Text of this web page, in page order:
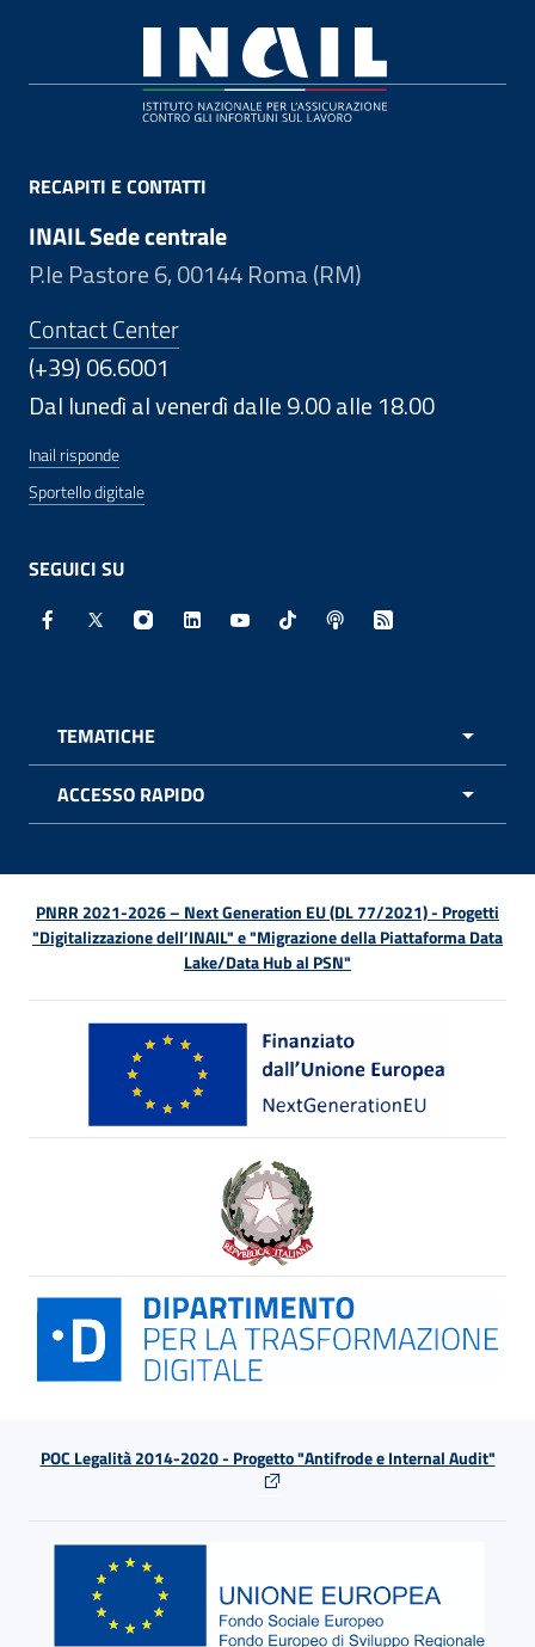
RECAPITI E CONTATTI
INAIL Sede centrale
P.le Pastore 6, 00144 Roma (RM)
Contact Center
(+39) 06.6001
Dal lunedì al venerdì dalle 9.00 alle 18.00
Inail risponde
Sportello digitale
SEGUICI SU
Facebook - Sito esterno - Apertura in nuova finestra
X - Sito esterno - Apertura in nuova finestra
Instagram - Sito esterno - Apertura in
Linkedin - Sito esterno - Apertura in
Youtube - Sito esterno -
TikTok - Sito esterno -
Spreaker - Sito
Feed RSS -
TEMATICHE
ACCESSO RAPIDO
PNRR 2021-2026 – Next Generation EU (DL 77/2021) - Progetti
"Digitalizzazione dell’INAIL" e "Migrazione della Piattaforma Data
Lake/Data Hub al PSN"
POC Legalità 2014-2020 - Progetto "Antifrode e Internal Audit"